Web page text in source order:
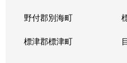
野付郡別海町
標津郡標津町